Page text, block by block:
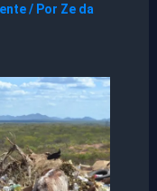
/ Por Ze da